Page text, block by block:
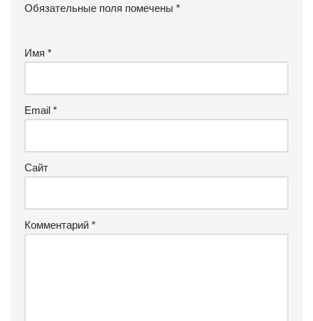
Обязательные поля помечены *
Имя *
Email *
Сайт
Комментарий *